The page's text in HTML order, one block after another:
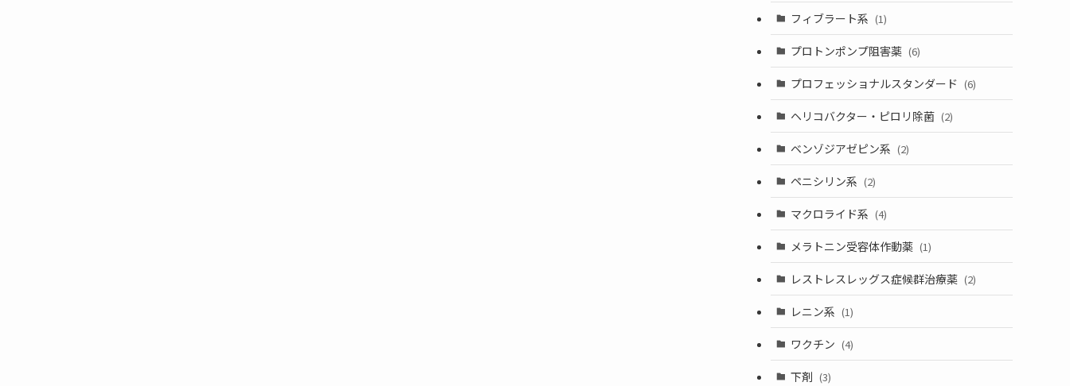
フィブラート系 (1)
プロトンポンプ阻害薬 (6)
プロフェッショナルスタンダード (6)
ヘリコバクター・ピロリ除菌 (2)
ベンゾジアゼピン系 (2)
ペニシリン系 (2)
マクロライド系 (4)
メラトニン受容体作動薬 (1)
レストレスレッグス症候群治療薬 (2)
レニン系 (1)
ワクチン (4)
下剤 (3)